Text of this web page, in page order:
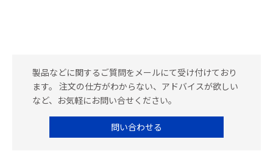
製品などに関するご質問をメールにて受け付けており
ます。 注文の仕方がわからない、アドバイスが欲しい
など、お気軽にお問い合せください。
問い合わせる